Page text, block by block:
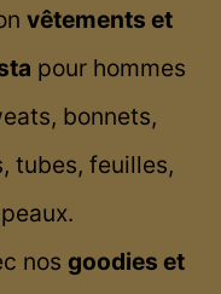
vêtements et
pour hommes
bonnets,
tubes, feuilles,
nos goodies et